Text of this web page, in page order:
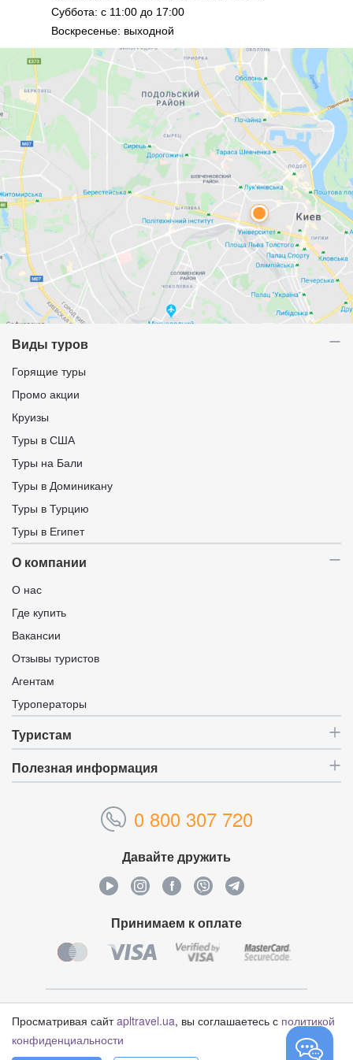
Суббота: с 11:00 до 17:00
Воскресенье: выходной
Просматривая сайтapltravel.ua, вы соглашаетесь с политикой
конфиденциальности
Виды туров
Горящие туры
Промо акции
Круизы
Туры в США
Туры на Бали
Туры в Доминикану
Туры в Турцию
Туры в Египет
О компании
О нас
Где купить
Вакансии
Отзывы туристов
Агентам
Туроператоры
Туристам
Полезная информация
0 800 307 720
Давайте дружить
Принимаем к оплате
© Туристический оператор «APL Travel», 2006-2026